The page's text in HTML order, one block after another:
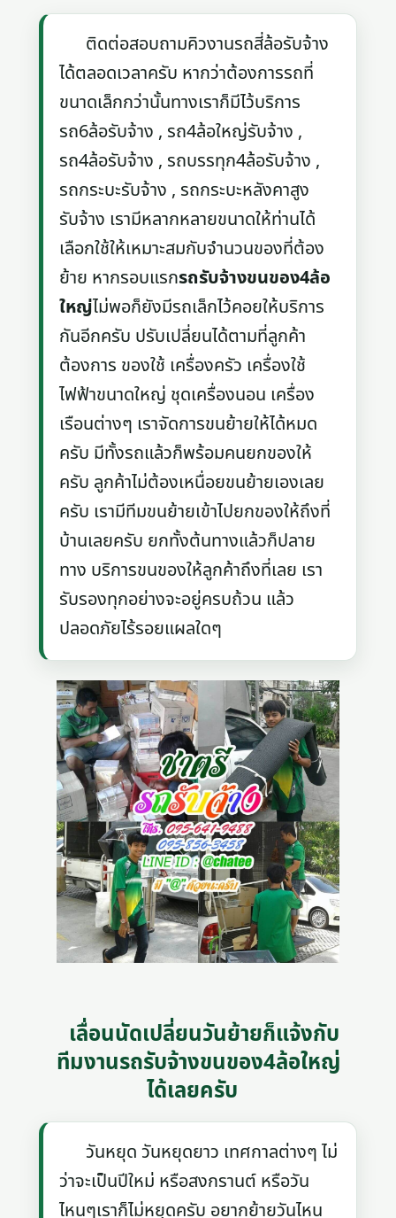
ติดต่อสอบถามคิวงานรถสี่ล้อรับจ้าง
ได้ตลอดเวลาครับ หากว่าต้องการรถที่
ขนาดเล็กกว่านั้นทางเราก็มีไว้บริการ
รถ6ล้อรับจ้าง , รถ4ล้อใหญ่รับจ้าง ,
รถ4ล้อรับจ้าง , รถบรรทุก4ล้อรับจ้าง ,
รถกระบะรับจ้าง , รถกระบะหลังคาสูง
รับจ้าง เรามีหลากหลายขนาดให้ท่านได้
เลือกใช้ให้เหมาะสมกับจำนวนของที่ต้อง
ย้าย หากรอบแรกรถรับจ้างขนของ4ล้อ
ใหญ่ไม่พอก็ยังมีรถเล็กไว้คอยให้บริการ
กันอีกครับ ปรับเปลี่ยนได้ตามที่ลูกค้า
ต้องการ ของใช้ เครื่องครัว เครื่องใช้
ไฟฟ้าขนาดใหญ่ ชุดเครื่องนอน เครื่อง
เรือนต่างๆ เราจัดการขนย้ายให้ได้หมด
ครับ มีทั้งรถแล้วก็พร้อมคนยกของให้
ครับ ลูกค้าไม่ต้องเหนื่อยขนย้ายเองเลย
ครับ เรามีทีมขนย้ายเข้าไปยกของให้ถึงที่
บ้านเลยครับ ยกทั้งต้นทางแล้วก็ปลาย
ทาง บริการขนของให้ลูกค้าถึงที่เลย เรา
รับรองทุกอย่างจะอยู่ครบถ้วน แล้ว
ปลอดภัยไร้รอยแผลใดๆ
เลื่อนนัดเปลี่ยนวันย้ายก็แจ้งกับ
ทีมงานรถรับจ้างขนของ4ล้อใหญ่
ได้เลยครับ
วันหยุด วันหยุดยาว เทศกาลต่างๆ ไม่
ว่าจะเป็นปีใหม่ หรือสงกรานต์ หรือวัน
ไหนๆเราก็ไม่หยุดครับ อยากย้ายวันไหน